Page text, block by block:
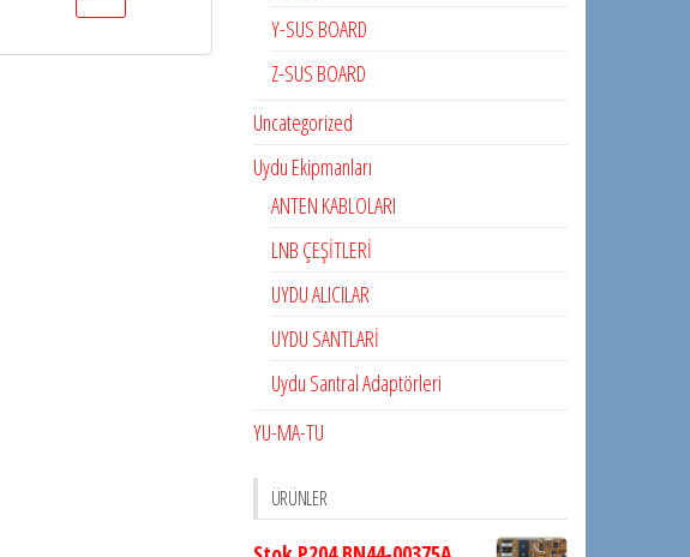
Y-SUS BOARD
Z-SUS BOARD
Uncategorized
Uydu Ekipmanları
ANTEN KABLOLARI
LNB ÇEŞİTLERİ
UYDU ALICILAR
UYDU SANTLARİ
Uydu Santral Adaptörleri
YU-MA-TU
ÜRÜNLER